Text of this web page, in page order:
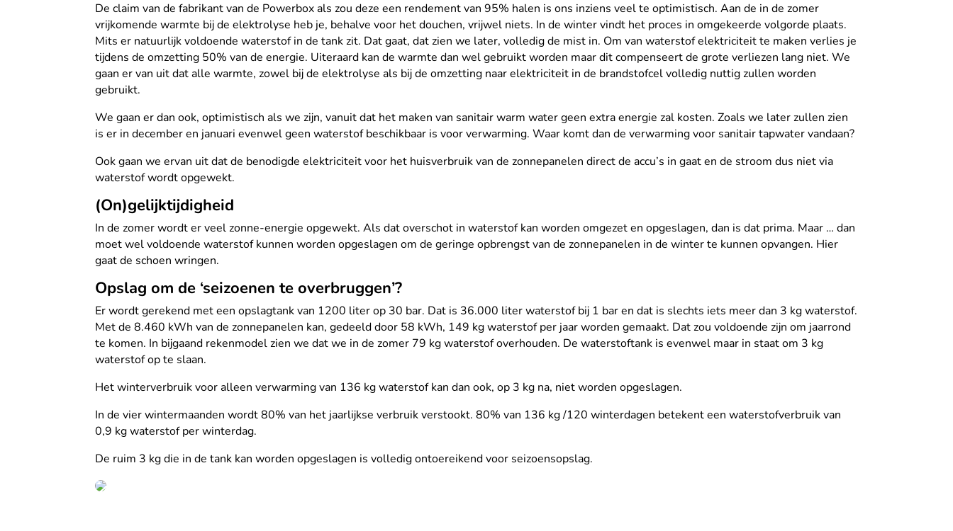
De claim van de fabrikant van de Powerbox als zou deze een rendement van 95% halen is ons inziens veel te optimistisch. Aan de in de zomer
vrijkomende warmte bij de elektrolyse heb je, behalve voor het douchen, vrijwel niets. In de winter vindt het proces in omgekeerde volgorde plaats.
Mits er natuurlijk voldoende waterstof in de tank zit. Dat gaat, dat zien we later, volledig de mist in. Om van waterstof elektriciteit te maken verlies je
tijdens de omzetting 50% van de energie. Uiteraard kan de warmte dan wel gebruikt worden maar dit compenseert de grote verliezen lang niet. We
gaan er van uit dat alle warmte, zowel bij de elektrolyse als bij de omzetting naar elektriciteit in de brandstofcel volledig nuttig zullen worden
gebruikt.
We gaan er dan ook, optimistisch als we zijn, vanuit dat het maken van sanitair warm water geen extra energie zal kosten. Zoals we later zullen zien
is er in december en januari evenwel geen waterstof beschikbaar is voor verwarming. Waar komt dan de verwarming voor sanitair tapwater vandaan?
Ook gaan we ervan uit dat de benodigde elektriciteit voor het huisverbruik van de zonnepanelen direct de accu’s in gaat en de stroom dus niet via
waterstof wordt opgewekt.
(On)gelijktijdigheid
In de zomer wordt er veel zonne-energie opgewekt. Als dat overschot in waterstof kan worden omgezet en opgeslagen, dan is dat prima. Maar … dan
moet wel voldoende waterstof kunnen worden opgeslagen om de geringe opbrengst van de zonnepanelen in de winter te kunnen opvangen. Hier
gaat de schoen wringen.
Opslag om de ‘seizoenen te overbruggen’?
Er wordt gerekend met een opslagtank van 1200 liter op 30 bar. Dat is 36.000 liter waterstof bij 1 bar en dat is slechts iets meer dan 3 kg waterstof.
Met de 8.460 kWh van de zonnepanelen kan, gedeeld door 58 kWh, 149 kg waterstof per jaar worden gemaakt. Dat zou voldoende zijn om jaarrond
te komen. In bijgaand rekenmodel zien we dat we in de zomer 79 kg waterstof overhouden. De waterstoftank is evenwel maar in staat om 3 kg
waterstof op te slaan.
Het winterverbruik voor alleen verwarming van 136 kg waterstof kan dan ook, op 3 kg na, niet worden opgeslagen.
In de vier wintermaanden wordt 80% van het jaarlijkse verbruik verstookt. 80% van 136 kg /120 winterdagen betekent een waterstofverbruik van
0,9 kg waterstof per winterdag.
De ruim 3 kg die in de tank kan worden opgeslagen is volledig ontoereikend voor seizoensopslag.